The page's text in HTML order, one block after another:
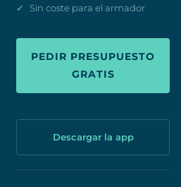
✓ Sin coste para el armador
PEDIR PRESUPUESTO
GRATIS
Descargar la app